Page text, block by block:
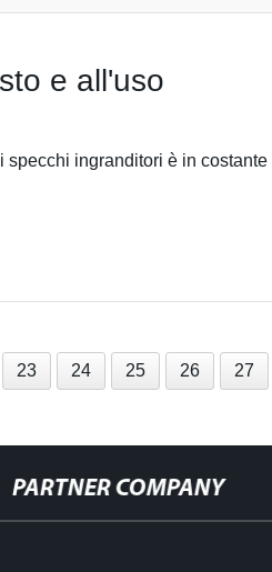
e all'uso
ingranditori è in
23 24 25 26 27
PARTNER COMPANY